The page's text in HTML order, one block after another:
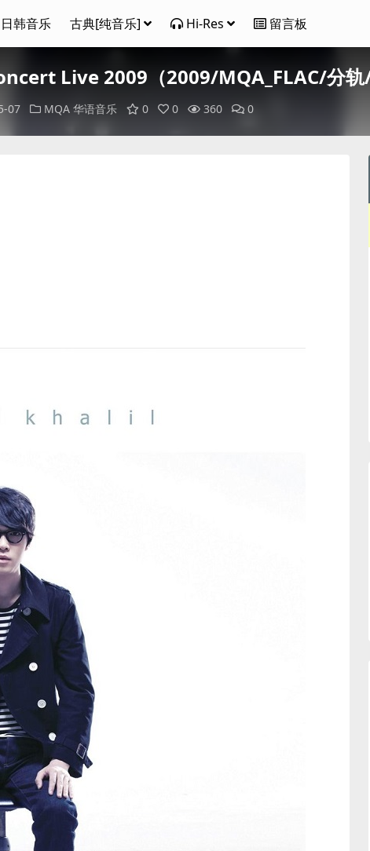
日韩音乐 古典[纯音乐] Hi-Res 留言板
Live 2009（2009/MQA_FLAC/分轨/
07 MQA 华语音乐 0 0 360 0